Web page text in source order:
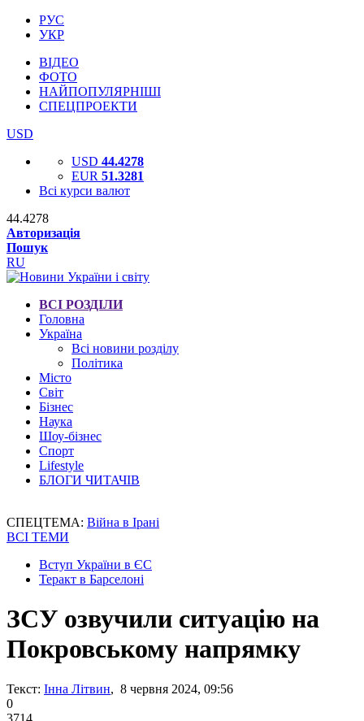
РУС
УКР
ВІДЕО
ФОТО
НАЙПОПУЛЯРНІШІ
СПЕЦПРОЕКТИ
USD
USD 44.4278
EUR 51.3281
Всі курси валют
44.4278
Авторизація
Пошук
RU
ВСІ РОЗДІЛИ
Головна
Україна
Всі новини розділу
Політика
Місто
Світ
Бізнес
Наука
Шоу-бізнес
Спорт
Lifestyle
БЛОГИ ЧИТАЧІВ
СПЕЦТЕМА: Війна в Ірані
ВСІ ТЕМИ
Вступ України в ЄС
Теракт в Барселоні
ЗСУ озвучили ситуацію на
Покровському напрямку
Текст: Інна Літвин, 8 червня 2024, 09:56
0
3714